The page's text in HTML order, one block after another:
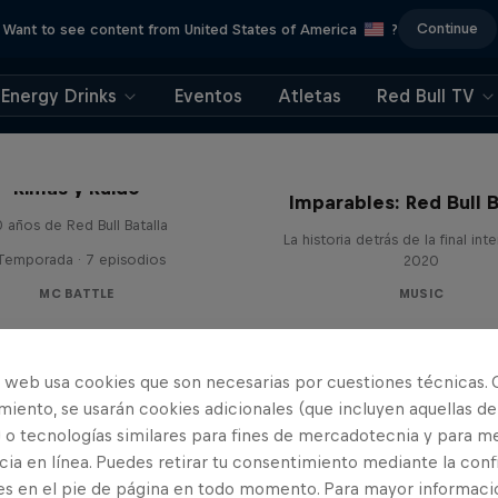
Want to see content from United States of America ? Continue
Energy Drinks Eventos Atletas Red Bull TV
Rimas y Ruido
años de Red Bull Batalla
· 7 episodios
MC BATTLE
Imparables: Red Bull
La historia detrás de la final
2020
MUSIC
web usa cookies que son necesarias por cuestiones técnicas.
se usarán cookies adicionales (que incluyen aquellas de
tecnologías similares para fines de mercadotecnia y para
en línea. Puedes retirar tu consentimiento mediante la
en el pie de página en todo momento. Para mayor